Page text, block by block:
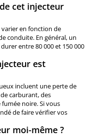
cet injecteur
en fonction de
conduite. En général, un
entre 80 000 et 150 000
est
incluent une perte de
carburant, des
noire. Si vous
de faire vérifier vos
moi-même ?